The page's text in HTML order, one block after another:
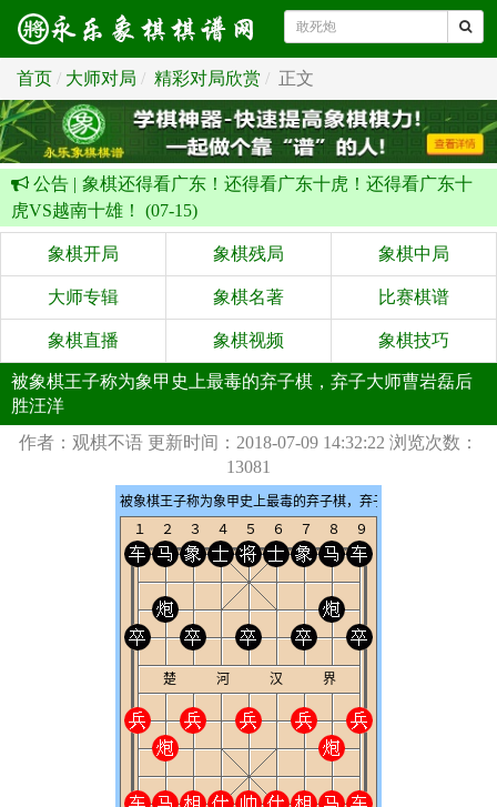
首页 大师对局 精彩对局欣赏 正文
公告 | 象棋还得看广东！还得看广东十虎！还得看广东十
虎VS越南十雄！ (07-15)
象棋开局 象棋残局 象棋中局
大师专辑 象棋名著 比赛棋谱
象棋直播 象棋视频 象棋技巧
被象棋王子称为象甲史上最毒的弃子棋，弃子大师曹岩磊后
胜汪洋
作者：观棋不语 更新时间：2018-07-09 14:32:22 浏览次数：
13081